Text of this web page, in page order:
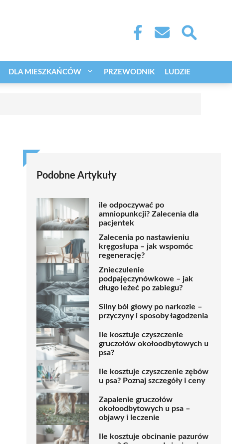
DLA MIESZKAŃCÓW PRZEWODNIK LUDZIE
Podobne Artykuły
ile odpoczywać po
amniopunkcji? Zalecenia dla
pacjentek
Zalecenia po nastawieniu
kręgosłupa – jak wspomóc
regenerację?
Znieczulenie
podpajęczynówkowe – jak
długo leżeć po zabiegu?
Silny ból głowy po narkozie –
przyczyny i sposoby łagodzenia
Ile kosztuje czyszczenie
gruczołów okołoodbytowych u
psa?
Ile kosztuje czyszczenie zębów
u psa? Poznaj szczegóły i ceny
Zapalenie gruczołów
okołoodbytowych u psa –
objawy i leczenie
Ile kosztuje obcinanie pazurów